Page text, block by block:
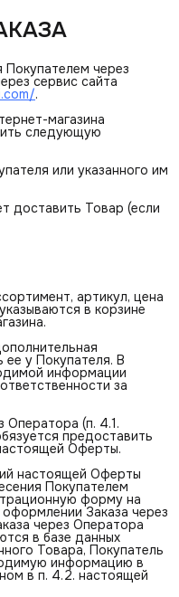
Покупателем через
сервис сайта
.
магазина
следующую
или указанного им
доставить Товар (если
артикул, цена
в корзине
у Покупателя. В
информации
за
Оператора (п. 4.1.
предоставить
Оферты.
настоящей Оферты
Покупателем
форму на
Заказа через
через Оператора
в базе данных
Товара, Покупатель
информацию в
в п. 4.2. настоящей